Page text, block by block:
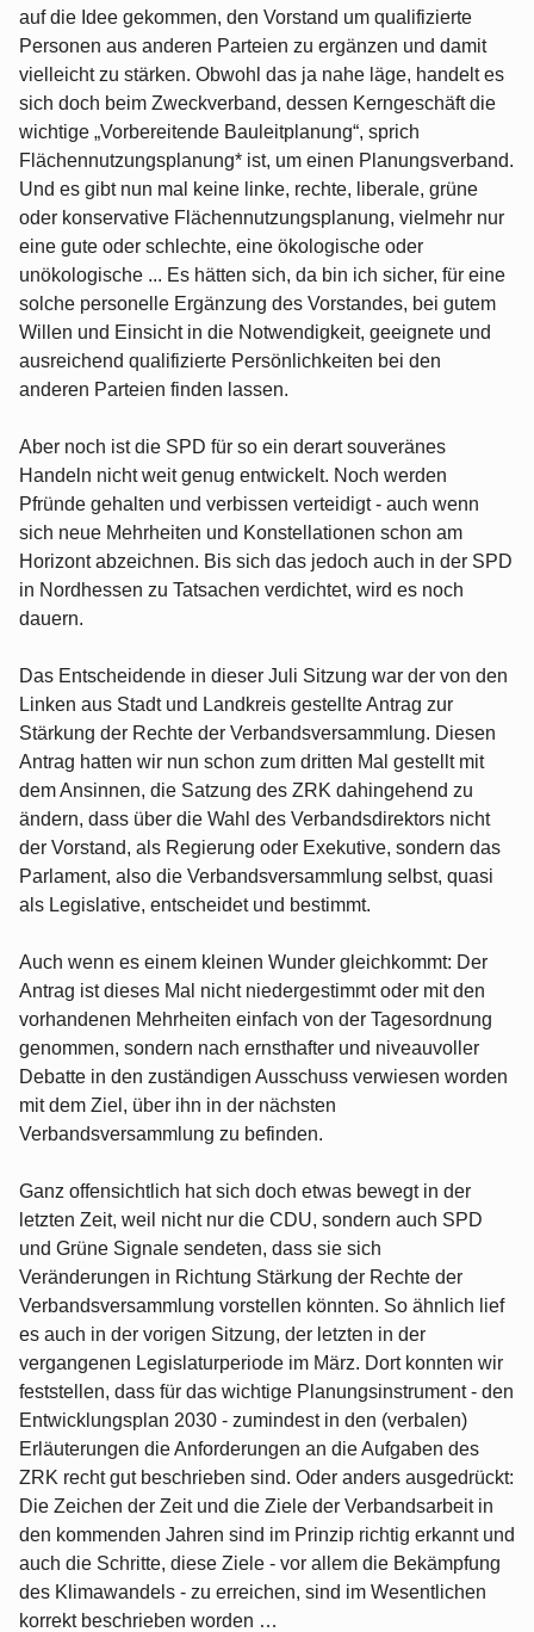
auf die Idee gekommen, den Vorstand um qualifizierte
Personen aus anderen Parteien zu ergänzen und damit
vielleicht zu stärken. Obwohl das ja nahe läge, handelt es
sich doch beim Zweckverband, dessen Kerngeschäft die
wichtige „Vorbereitende Bauleitplanung“, sprich
Flächennutzungsplanung* ist, um einen Planungsverband.
Und es gibt nun mal keine linke, rechte, liberale, grüne
oder konservative Flächennutzungsplanung, vielmehr nur
eine gute oder schlechte, eine ökologische oder
unökologische ... Es hätten sich, da bin ich sicher, für eine
solche personelle Ergänzung des Vorstandes, bei gutem
Willen und Einsicht in die Notwendigkeit, geeignete und
ausreichend qualifizierte Persönlichkeiten bei den
anderen Parteien finden lassen.
Aber noch ist die SPD für so ein derart souveränes
Handeln nicht weit genug entwickelt. Noch werden
Pfründe gehalten und verbissen verteidigt - auch wenn
sich neue Mehrheiten und Konstellationen schon am
Horizont abzeichnen. Bis sich das jedoch auch in der SPD
in Nordhessen zu Tatsachen verdichtet, wird es noch
dauern.
Das Entscheidende in dieser Juli Sitzung war der von den
Linken aus Stadt und Landkreis gestellte Antrag zur
Stärkung der Rechte der Verbandsversammlung. Diesen
Antrag hatten wir nun schon zum dritten Mal gestellt mit
dem Ansinnen, die Satzung des ZRK dahingehend zu
ändern, dass über die Wahl des Verbandsdirektors nicht
der Vorstand, als Regierung oder Exekutive, sondern das
Parlament, also die Verbandsversammlung selbst, quasi
als Legislative, entscheidet und bestimmt.
Auch wenn es einem kleinen Wunder gleichkommt: Der
Antrag ist dieses Mal nicht niedergestimmt oder mit den
vorhandenen Mehrheiten einfach von der Tagesordnung
genommen, sondern nach ernsthafter und niveauvoller
Debatte in den zuständigen Ausschuss verwiesen worden
mit dem Ziel, über ihn in der nächsten
Verbandsversammlung zu befinden.
Ganz offensichtlich hat sich doch etwas bewegt in der
letzten Zeit, weil nicht nur die CDU, sondern auch SPD
und Grüne Signale sendeten, dass sie sich
Veränderungen in Richtung Stärkung der Rechte der
Verbandsversammlung vorstellen könnten. So ähnlich lief
es auch in der vorigen Sitzung, der letzten in der
vergangenen Legislaturperiode im März. Dort konnten wir
feststellen, dass für das wichtige Planungsinstrument - den
Entwicklungsplan 2030 - zumindest in den (verbalen)
Erläuterungen die Anforderungen an die Aufgaben des
ZRK recht gut beschrieben sind. Oder anders ausgedrückt:
Die Zeichen der Zeit und die Ziele der Verbandsarbeit in
den kommenden Jahren sind im Prinzip richtig erkannt und
auch die Schritte, diese Ziele - vor allem die Bekämpfung
des Klimawandels - zu erreichen, sind im Wesentlichen
korrekt beschrieben worden …